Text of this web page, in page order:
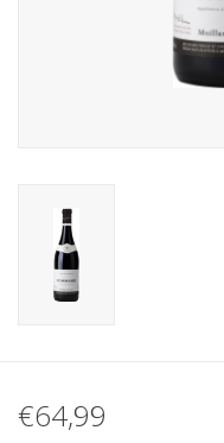
€64,99